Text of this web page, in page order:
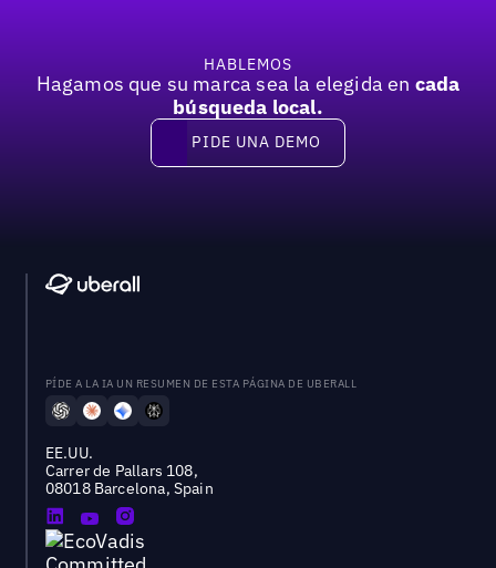
HABLEMOS
Hagamos que su marca sea la elegida en cada
búsqueda local.
Pide una demo
PIDE UNA DEMO
PÍDE A LA IA UN RESUMEN DE ESTA PÁGINA DE UBERALL
EE.UU.
Carrer de Pallars 108,
08018 Barcelona, Spain